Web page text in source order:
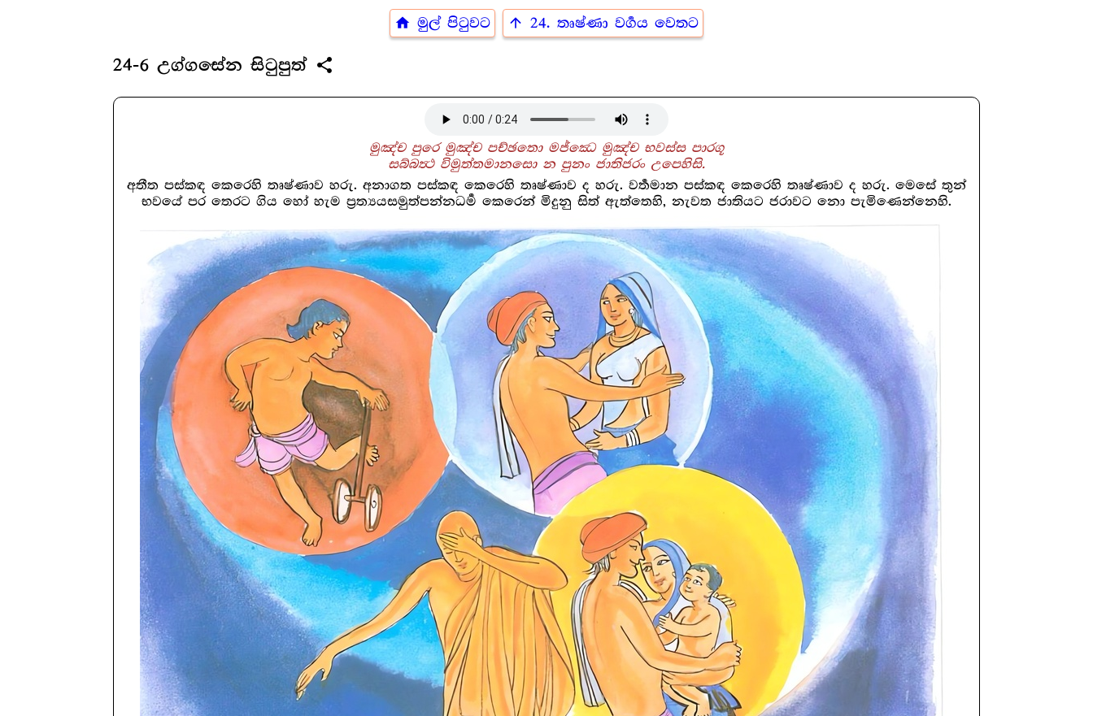
home මුල් පිටුවට arrow_upward 24. තෘෂ්ණා වර්‍ගය වෙතට
24-6 උග්ගසේන සිටුපුත් share
මුඤ්ච පුරෙ මුඤ්ච පච්ඡතො මජ්ඣෙ මුඤ්ච භවස්ස පාරගූ
සබ්බත්‍ථ විමුත්තමානසො න පුනං ජාතිජරං උපෙහිසි.
අතීත පස්කඳ කෙරෙහි තෘෂ්ණාව හරු. අනාගත පස්කඳ කෙරෙහි තෘෂ්ණාව ද හරු. වර්‍තමාන පස්කඳ කෙරෙහි තෘෂ්ණාව ද හරු. මෙසේ තුන්
භවයේ පර තෙරට ගිය හෝ හැම ප්‍රත්‍යයසමුත්පන්නධර්‍ම කෙරෙන් මිදුනු සිත් ඇත්තෙහි, නැවත ජාතියට ජරාවට නො පැමිණෙන්නෙහි.